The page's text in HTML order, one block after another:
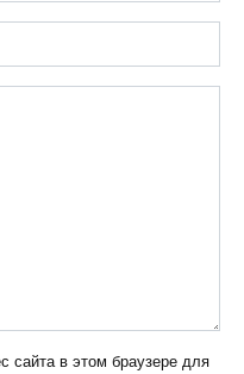
сайта в этом браузере для